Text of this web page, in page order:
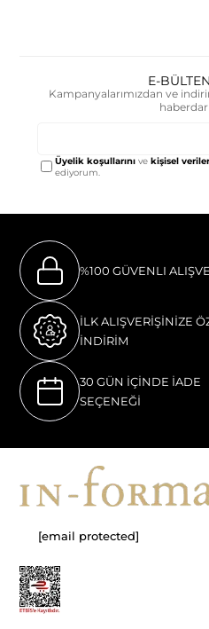
E-
Kampanyalarımızdan ve
haberdar
Üyelik koşullarını vekişisel
ediyorum.
%100 GÜVENLI
İLK ALIŞVERİŞİNİZE
İNDİRİM
30 GÜN İÇİNDE İADE
SEÇENEĞİ
[email protected]